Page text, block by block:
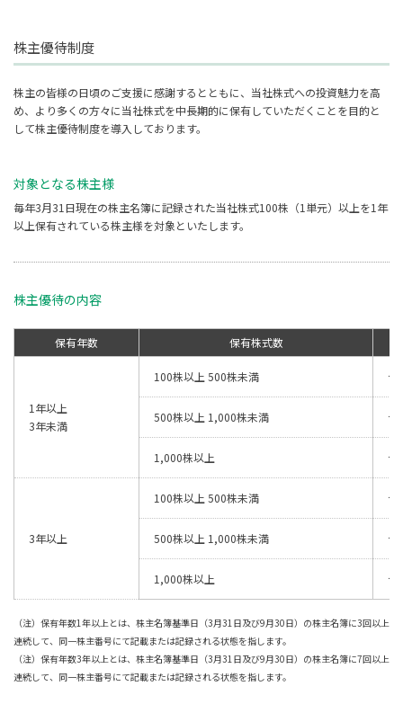
株主優待制度
株主の皆様の日頃のご支援に感謝するとともに、当社株式への投資魅力を高
め、より多くの方々に当社株式を中長期的に保有していただくことを目的と
して株主優待制度を導入しております。
対象となる株主様
毎年3月31日現在の株主名簿に記録された当社株式100株（1単元）以上を1年
以上保有されている株主様を対象といたします。
株主優待の内容
保有年数 保有株式数
1年以上
3年未満
100株以上 500株未満 デ
500株以上 1,000株未満 デ
1,000株以上 デ
3年以上
100株以上 500株未満 デ
500株以上 1,000株未満 デ
1,000株以上 デ
（注）保有年数1年以上とは、株主名簿基準日（3月31日及び9月30日）の株主名簿に3回以上
連続して、同一株主番号にて記載または記録される状態を指します。
（注）保有年数3年以上とは、株主名簿基準日（3月31日及び9月30日）の株主名簿に7回以上
連続して、同一株主番号にて記載または記録される状態を指します。